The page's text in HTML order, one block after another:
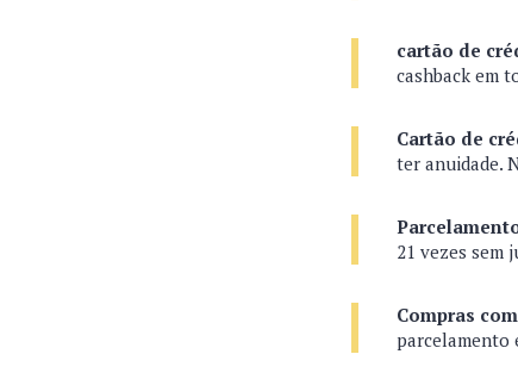
cartão de
cashback em
Cartão de
ter anuidade.
21 vezes sem
Compras
parcelamento